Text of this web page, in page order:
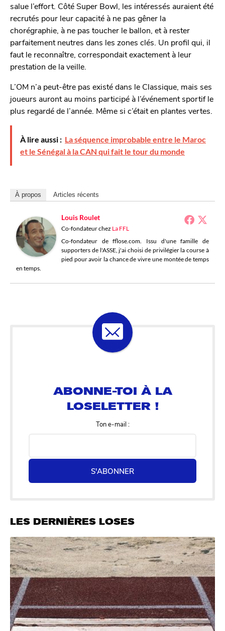
salue l’effort. Côté Super Bowl, les intéressés auraient été
recrutés pour leur capacité à ne pas gêner la
chorégraphie, à ne pas toucher le ballon, et à rester
parfaitement neutres dans les zones clés. Un profil qui, il
faut le reconnaître, correspondait exactement à leur
prestation de la veille.
L’OM n’a peut-être pas existé dans le Classique, mais ses
joueurs auront au moins participé à l’événement sportif le
plus regardé de l’année. Même si c’était en plantes vertes.
À lire aussi : La séquence improbable entre le Maroc
et le Sénégal à la CAN qui fait le tour du monde
À propos Articles récents
Louis Roulet
Co-fondateurchez La FFL
Co-fondateur de fflose.com. Issu d'une famille de
supporters de l'ASSE, j'ai choisi de privilégier la course à
pied pour avoir la chance de vivre une montée de temps
en temps.
Ton e-mail :
S'ABONNER
LES DERNIÈRES LOSES